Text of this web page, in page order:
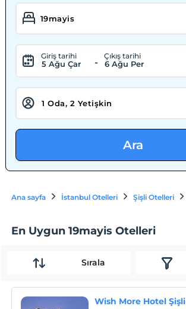
Giriş tarihi
5 Ağu Çar -
Çıkış tarihi
6 Ağu Per
Ara
Ana sayfa İstanbul Otelleri Şişli Otelleri
En Uygun 19mayis Otelleri
Sırala
Wish More Hotel Şişli